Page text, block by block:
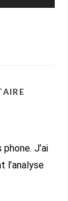
J’ai
l’analyse